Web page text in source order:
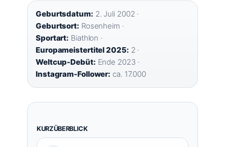
Geburtsdatum: 2. Juli 2002 ·
Geburtsort: Rosenheim ·
Sportart: Biathlon ·
Europameistertitel 2025: 2 ·
Weltcup-Debüt: Ende 2023 ·
Instagram-Follower: ca. 17.000
KURZÜBERBLICK